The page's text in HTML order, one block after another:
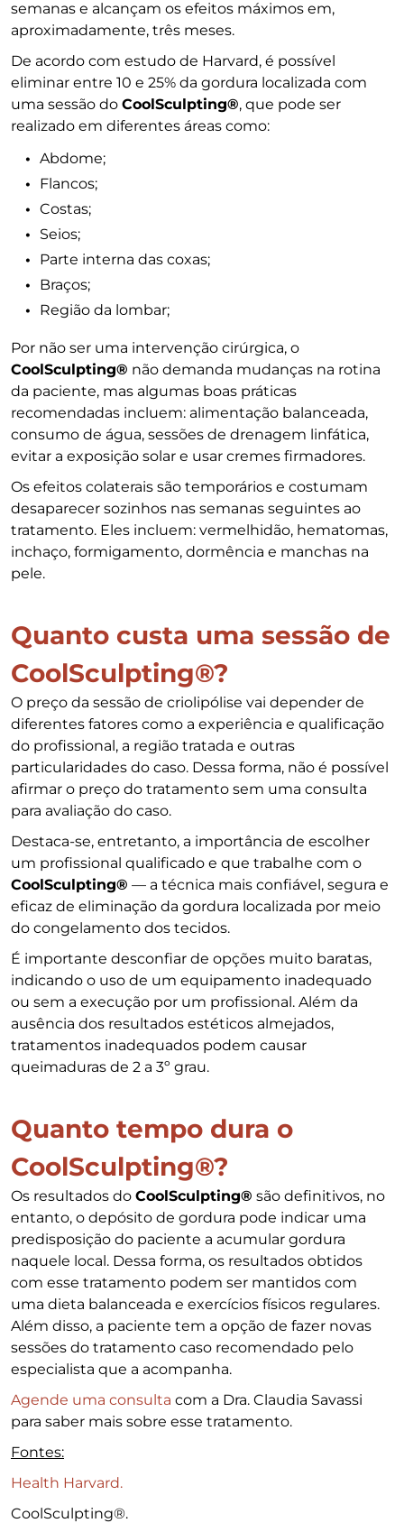
semanas e alcançam os efeitos máximos em,
aproximadamente, três meses.
De acordo com estudo de Harvard, é possível
eliminar entre 10 e 25% da gordura localizada com
uma sessão do CoolSculpting®, que pode ser
realizado em diferentes áreas como:
Abdome;
Flancos;
Costas;
Seios;
Parte interna das coxas;
Braços;
Região da lombar;
Por não ser uma intervenção cirúrgica, o
CoolSculpting® não demanda mudanças na rotina
da paciente, mas algumas boas práticas
recomendadas incluem: alimentação balanceada,
consumo de água, sessões de drenagem linfática,
evitar a exposição solar e usar cremes firmadores.
Os efeitos colaterais são temporários e costumam
desaparecer sozinhos nas semanas seguintes ao
tratamento. Eles incluem: vermelhidão, hematomas,
inchaço, formigamento, dormência e manchas na
pele.
Quanto custa uma sessão de
CoolSculpting®?
O preço da sessão de criolipólise vai depender de
diferentes fatores como a experiência e qualificação
do profissional, a região tratada e outras
particularidades do caso. Dessa forma, não é possível
afirmar o preço do tratamento sem uma consulta
para avaliação do caso.
Destaca-se, entretanto, a importância de escolher
um profissional qualificado e que trabalhe com o
CoolSculpting® — a técnica mais confiável, segura e
eficaz de eliminação da gordura localizada por meio
do congelamento dos tecidos.
É importante desconfiar de opções muito baratas,
indicando o uso de um equipamento inadequado
ou sem a execução por um profissional. Além da
ausência dos resultados estéticos almejados,
tratamentos inadequados podem causar
queimaduras de 2 a 3º grau.
Quanto tempo dura o
CoolSculpting®?
Os resultados do CoolSculpting® são definitivos, no
entanto, o depósito de gordura pode indicar uma
predisposição do paciente a acumular gordura
naquele local. Dessa forma, os resultados obtidos
com esse tratamento podem ser mantidos com
uma dieta balanceada e exercícios físicos regulares.
Além disso, a paciente tem a opção de fazer novas
sessões do tratamento caso recomendado pelo
especialista que a acompanha.
Agende uma consulta com a Dra. Claudia Savassi
para saber mais sobre esse tratamento.
Fontes:
Health Harvard.
CoolSculpting®.